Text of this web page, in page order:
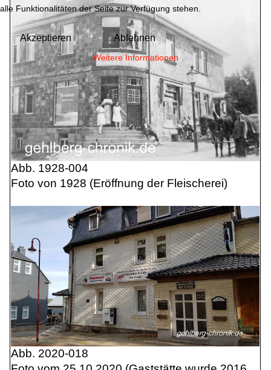
Abb. 1928-004
Foto von 1928 (Eröffnung der Fleischerei)
Abb. 2020-018
alle Funktionalitäten der Seite zur Verfügung stehen.
Akzeptieren Ablehnen
Weitere Informationen